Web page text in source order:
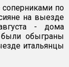
по
на выезде
- дома
были обыграны
итальянцы